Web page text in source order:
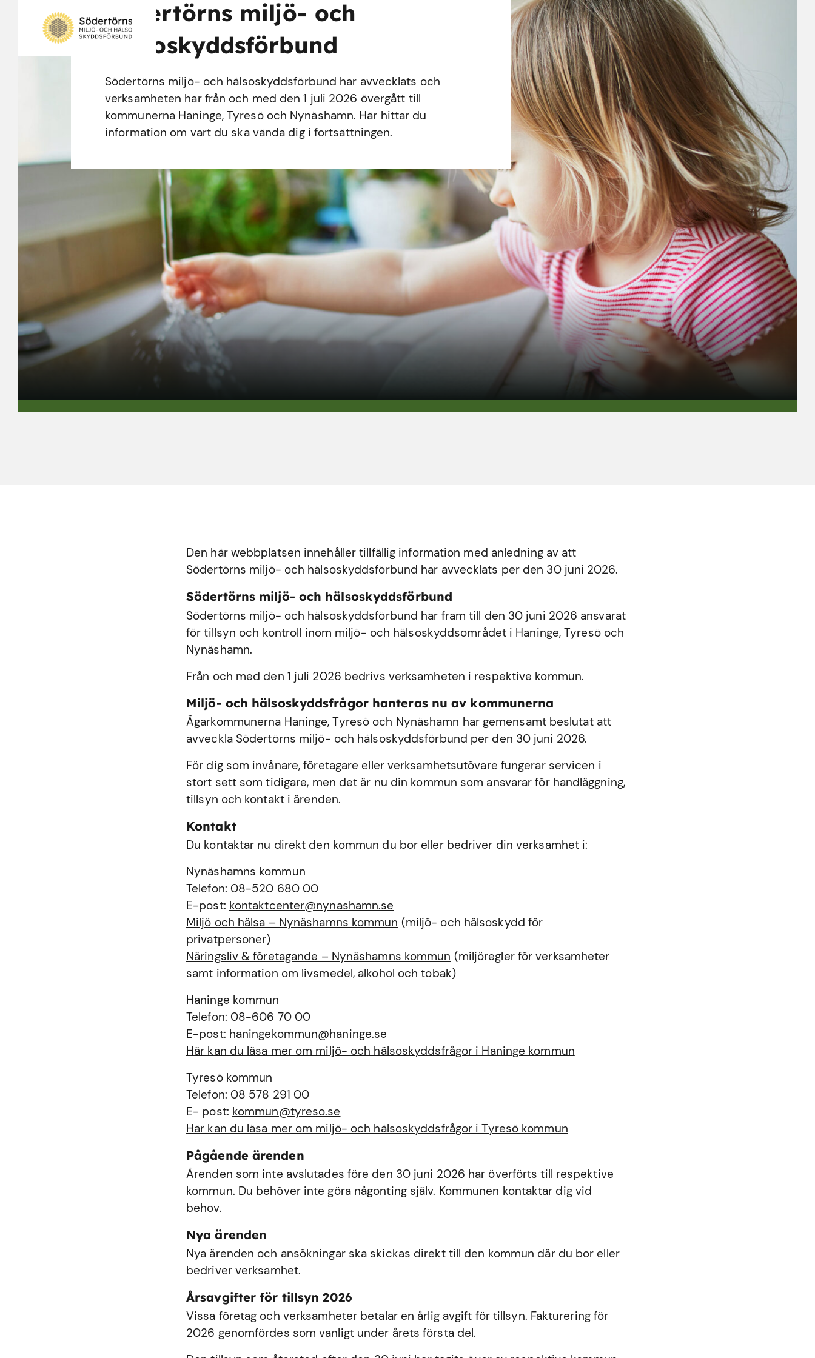
Södertörns miljö- och
hälsoskyddsförbund
Södertörns miljö- och hälsoskyddsförbund har avvecklats och
verksamheten har från och med den 1 juli 2026 övergått till
kommunerna Haninge, Tyresö och Nynäshamn. Här hittar du
information om vart du ska vända dig i fortsättningen.
Den här webbplatsen innehåller tillfällig information med anledning av att
Södertörns miljö- och hälsoskyddsförbund har avvecklats per den 30 juni 2026.
Södertörns miljö- och hälsoskyddsförbund
Södertörns miljö- och hälsoskyddsförbund har fram till den 30 juni 2026 ansvarat
för tillsyn och kontroll inom miljö- och hälsoskyddsområdet i Haninge,Tyresöoch
Nynäshamn.
Från och med den 1 juli 2026 bedrivs verksamheten i respektive kommun.
Miljö- och hälsoskyddsfrågor hanteras nu av kommunerna
Ägarkommunerna Haninge, Tyresö och Nynäshamn har gemensamt beslutat att
avveckla Södertörns miljö- och hälsoskyddsförbund per den 30 juni 2026.
För dig som invånare, företagare eller verksamhetsutövare fungerar servicen i
stort sett som tidigare, men det är nu din kommun som ansvarar för handläggning,
tillsyn och kontakt i ärenden.
Kontakt
Du kontaktar nu direkt den kommun du bor eller bedriver din verksamhet i:
Nynäshamns kommun
Telefon: 08-520 680 00
E-post: kontaktcenter@nynashamn.se
Miljö och hälsa – Nynäshamns kommun (miljö- och hälsoskydd för
privatpersoner)
Näringsliv & företagande – Nynäshamns kommun (miljöregler för verksamheter
samt information om livsmedel, alkohol och tobak)
Haninge kommun
Telefon: 08-606 70 00
E-post: haningekommun@haninge.se
Här kan du läsa mer om miljö- och hälsoskyddsfrågor i Haninge kommun
Tyresö kommun
Telefon: 08 578 291 00
E- post: kommun@tyreso.se
Här kan du läsa mer om miljö- och hälsoskyddsfrågor i Tyresö kommun
Pågående ärenden
Ärenden som inte avslutades före den 30 juni 2026 har överförts till respektive
kommun. Du behöver inte göra någonting själv. Kommunen kontaktar dig vid
behov.
Nya ärenden
Nya ärenden och ansökningar ska skickas direkt till den kommun där du bor eller
bedriver verksamhet.
Årsavgifter för tillsyn 2026
Vissa företag och verksamheter betalar en årlig avgift för tillsyn. Fakturering för
2026 genomfördes som vanligt under årets första del.